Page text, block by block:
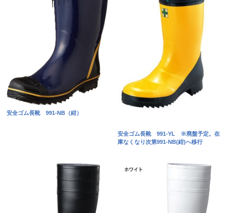
安全ゴム長靴 991-NB（紺）
安全ゴム長靴 991-YL ※廃盤予定。在
庫なくなり次第991-NB(紺)へ移行